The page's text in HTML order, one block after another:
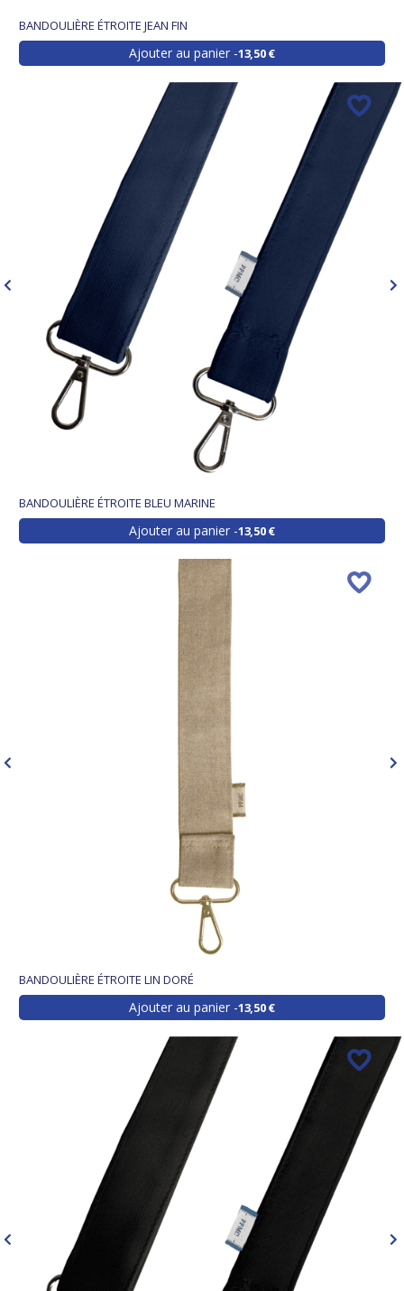
BANDOULIÈRE ÉTROITE JEAN FIN
Ajouter au panier 13,50 €
BANDOULIÈRE ÉTROITE BLEU MARINE
Ajouter au panier 13,50 €
BANDOULIÈRE ÉTROITE LIN DORÉ
Ajouter au panier 13,50 €